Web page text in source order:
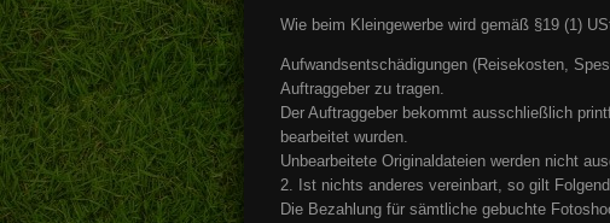
Wie beim Kleingewerbe wird gemäß §19 (1)
Aufwandsentschädigungen (Reisekosten,
Auftraggeber zu tragen.
Der Auftraggeber bekommt ausschließlich
bearbeitet wurden.
Unbearbeitete Originaldateien werden nicht
2. Ist nichts anderes vereinbart, so gilt
Die Bezahlung für sämtliche gebuchte